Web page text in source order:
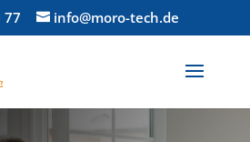
77 info@moro-tech.de